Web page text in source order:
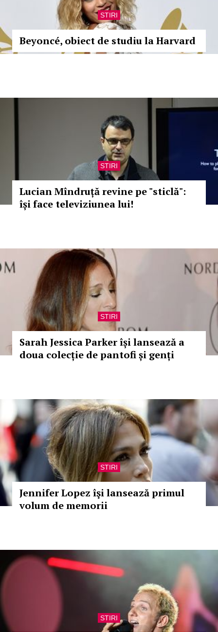
STIRI
Beyoncé, obiect de studiu la Harvard
STIRI
Lucian Mîndruță revine pe "sticlă":
își face televiziunea lui!
STIRI
Sarah Jessica Parker își lansează a
doua colecție de pantofi și genți
STIRI
Jennifer Lopez îşi lansează primul
volum de memorii
STIRI